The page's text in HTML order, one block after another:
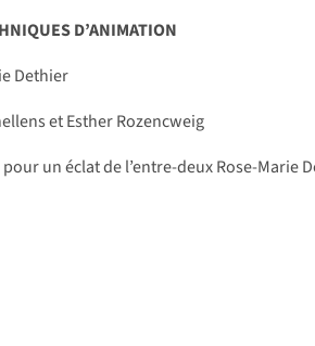
D’ANIMATION
Dethier
et Esther Rozencweig
un éclat de l’entre-deux Rose-Marie